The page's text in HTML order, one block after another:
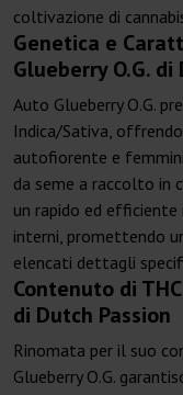
coltivazione di
Genetica e
Glueberry O.G. di
Auto Glueberry O.G.
Indica/Sativa,
autofiorente e
da seme a raccolto in
un rapido ed
interni, promettendo
elencati dettagli
Contenuto di
di Dutch Passion
Rinomata per il suo
Glueberry O.G.